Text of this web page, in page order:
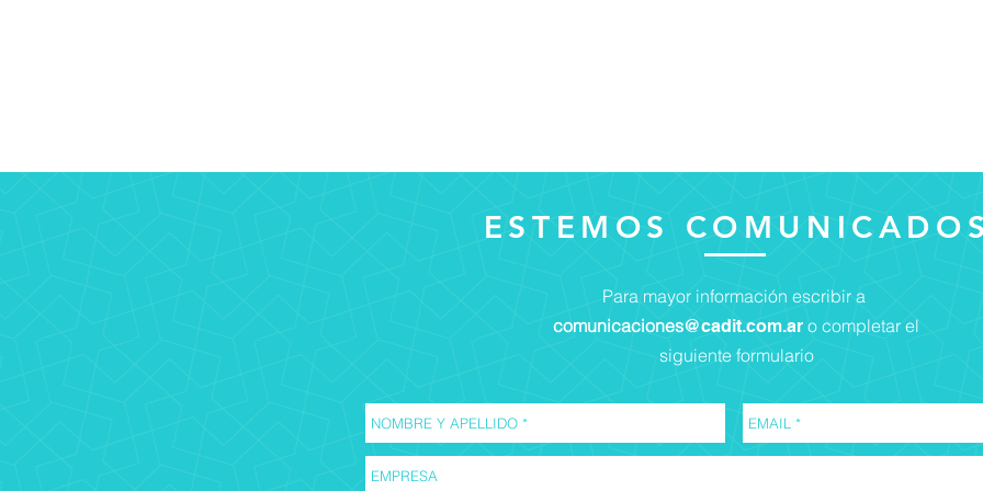
ESTEMOS
Para mayor información escribir a
comunicaciones@cadit.com.ar o completar el
siguiente formulario